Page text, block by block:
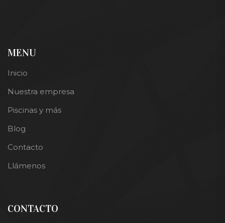
MENU
Inicio
Nuestra empresa
Piscinas y más
Blog
Contacto
Llámenos
CONTACTO